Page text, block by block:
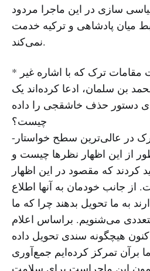
سازی در این ماجرا مردود
میان پادشاهی و ترکیه خدمت
نمی‌کند.
* نظرتان دربارهٔ اظهارات مقامات ترک که با اشاره غیر
بن سلمان، ادعا کرده‌اند یک
دستور حذف خاشقجی را داده
چیست؟
-پیش از این از طرف ترک در عالی‌ترین سطح خواستار
از این اظهار نظرها چیست و
کردند که مقصود در این اظهار
از جانب خودمان به آنها اطلاع
به ما تحویل بدهند چرا که ما
می‌شنویم. براساس اعلام
هیچگونه سندی تحویل داده
تمرکز کرده‌ایم جمع‌آوری
این ماجراست برای سلامت